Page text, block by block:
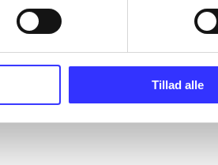
Tillad alle